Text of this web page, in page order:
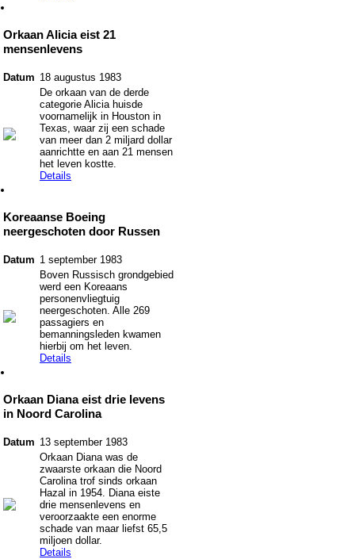
Orkaan Alicia eist 21
mensenlevens
Datum 18 augustus 1983
De orkaan van de derde
categorie Alicia huisde
voornamelijk in Houston in
Texas, waar zij een schade
van meer dan 2 miljard dollar
aanrichtte en aan 21 mensen
het leven kostte.
Details
Koreaanse Boeing
neergeschoten door Russen
Datum 1 september 1983
Boven Russisch grondgebied
werd een Koreaans
personenvliegtuig
neergeschoten. Alle 269
passagiers en
bemanningsleden kwamen
hierbij om het leven.
Details
Orkaan Diana eist drie levens
in Noord Carolina
Datum 13 september 1983
Orkaan Diana was de
zwaarste orkaan die Noord
Carolina trof sinds orkaan
Hazal in 1954. Diana eiste
drie mensenlevens en
veroorzaakte een enorme
schade van maar liefst 65,5
miljoen dollar.
Details